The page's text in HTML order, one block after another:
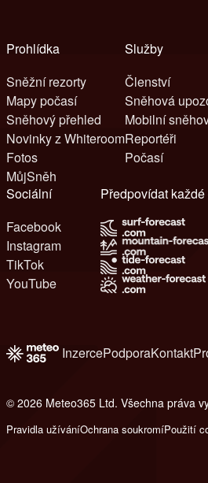
Prohlídka
Sněžní rezorty
Mapy počasí
Sněhový přehled
Novinky z Whiteroom
Fotos
MůjSněh
Služby
Členství
Sněhová
Mobilní
Reportéři
Počasí
Sociální
Facebook
Instagram
TikTok
YouTube
Předpovídat
InzercePodporaKontakt
© 2026 Meteo365 Ltd. Všechna práva
Pravidla užíváníOchrana soukromíPoužití